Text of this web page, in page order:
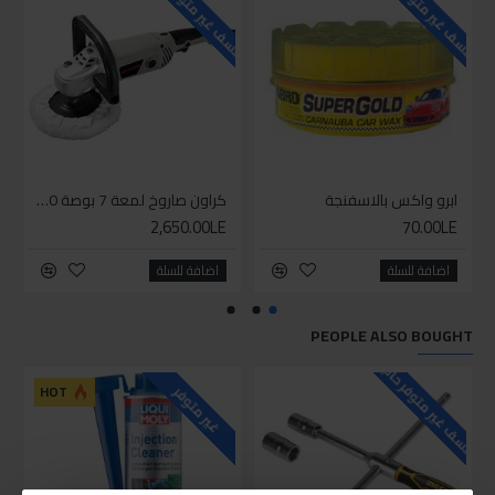
ابرو واكس بالاسفنجة
70.00LE
اضافة للسلة
كراون صاروخ لمعة 7 بوصة 1300 وات
2,650.00LE
اضافة للسلة
PEOPLE ALSO BOUGHT
للاسف غير متوفر حاليا HOT غير متوفر